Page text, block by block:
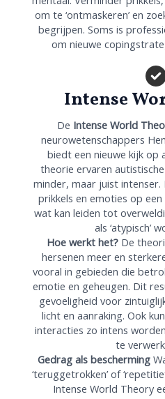
om te ‘ontmaskeren’ en
begrijpen. Soms is
om nieuwe
Intense
De Intense World
neurowetenschappers
biedt een nieuwe kijk op
theorie ervaren
minder, maar juist intenser.
prikkels en emoties op
wat kan leiden tot
als ‘atypisch’
Hoe werkt het? De
hersenen meer en
vooral in gebieden die
emotie en geheugen. Dit
gevoeligheid voor
licht en aanraking. Ook
interacties zo intens
te
Gedrag als bescherming
‘teruggetrokken’ of
Intense World Theory